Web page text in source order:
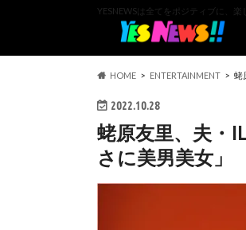
YESNEWSは全てをポジティブに、
HOME ENTERTAINMENT 蛯
2022.10.28
蛯原友里、夫・
さに美男美女」